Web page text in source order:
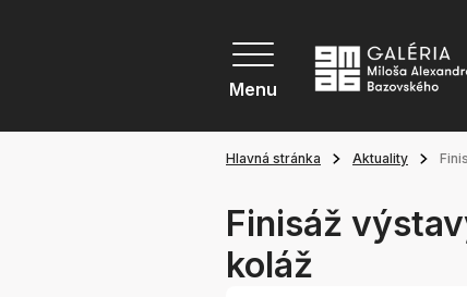
Menu
Hlavná stránka Aktuality
Finisáž
koláž